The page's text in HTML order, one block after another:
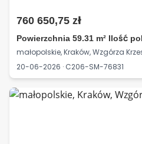
760 650,75 zł
Powierzchnia 59.31 m² Ilość
małopolskie, Kraków, Wzgórza
20-06-2026 · C206-SM-76831